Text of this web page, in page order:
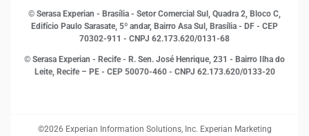
Sustentabilidade Corporativa
© Serasa Experian - Brasília - Setor Comercial Sul, Quadra 2, Bloco C,
Edifício Paulo Sarasate, 5º andar, Bairro Asa Sul, Brasília - DF - CEP
70302-911 - CNPJ 62.173.620/0131-68
© Serasa Experian - Recife - R. Sen. José Henrique, 231 - Bairro Ilha do
Leite, Recife – PE - CEP 50070-460 - CNPJ 62.173.620/0133-20
©2026 Experian Information Solutions, Inc. Experian Marketing